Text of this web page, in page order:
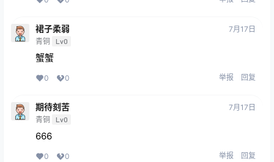
裙子柔弱
青铜 Lv0
7月17日
蟹蟹
0 0 举报 回复
期待刻苦
青铜 Lv0
7月17日
666
0 0 举报 回复